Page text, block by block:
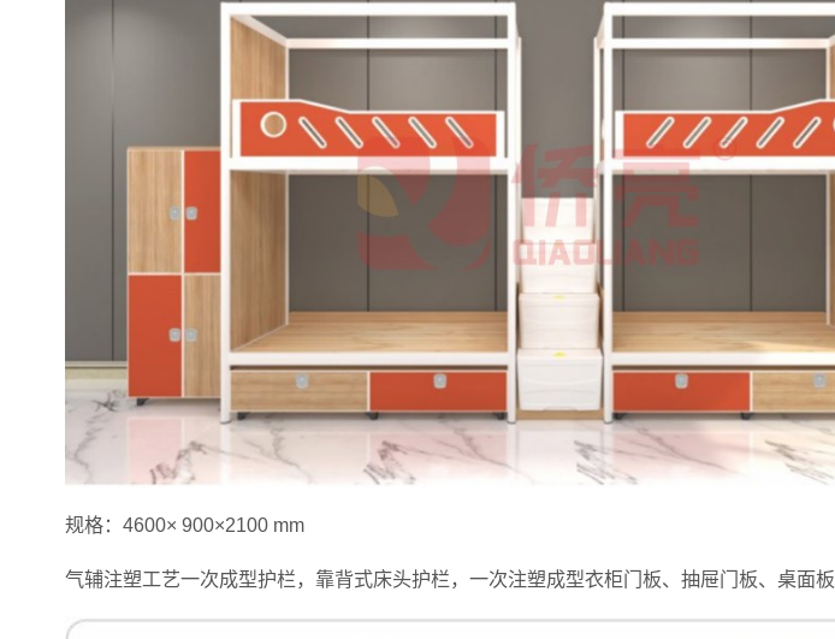
规格：4600× 900×2100 mm
气辅注塑工艺一次成型护栏，靠背式床头护栏，一次注塑成型衣柜门板、抽屉门板、桌面板